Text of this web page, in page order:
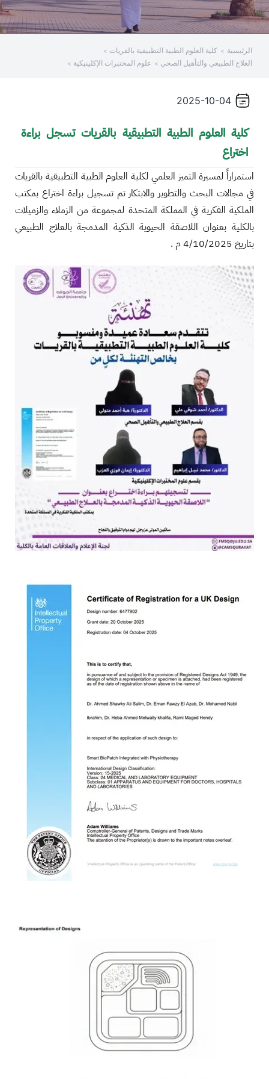
الرئيسية
كلية العلوم الطبية التطبيقية بالقريات
العلاج الطبيعي والتأهيل الصحي
علوم المختبرات الإكلينيكية
2025-10-04
كلية العلوم الطبية التطبيقية بالقريات تسجل براءة
اختراع
استمراراً لمسيرة التميز العلمي لكلية العلوم الطبية التطبيقية بالقريات
في مجالات البحث والتطوير والابتكار تم تسجيل براءة اختراع بمكتب
الملكية الفكرية في المملكة المتحدة لمجموعة من الزملاء والزميلات
بالكلية بعنوان اللاصقة الحيوية الذكية المدمجة بالعلاج الطبيعي
بتاريخ 4/10/2025 م .